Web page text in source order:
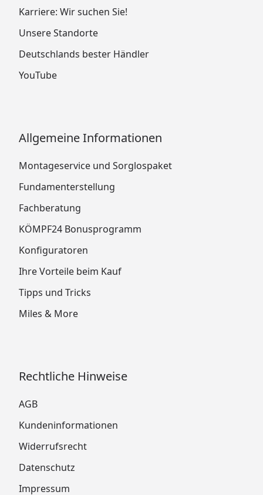
Karriere: Wir suchen Sie!
Unsere Standorte
Deutschlands bester Händler
YouTube
Allgemeine Informationen
Montageservice und Sorglospaket
Fundamenterstellung
Fachberatung
KÖMPF24 Bonusprogramm
Konfiguratoren
Ihre Vorteile beim Kauf
Tipps und Tricks
Miles & More
Rechtliche Hinweise
AGB
Kundeninformationen
Widerrufsrecht
Datenschutz
Impressum